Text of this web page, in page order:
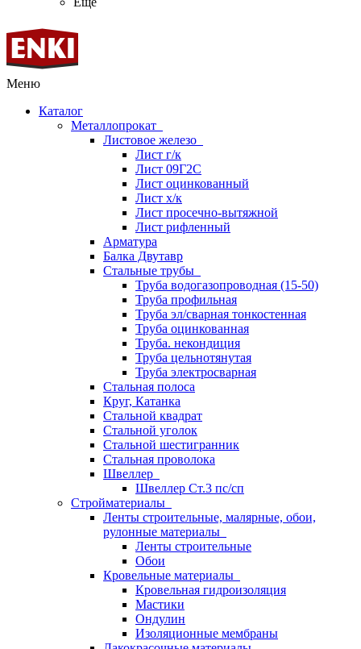
Меню
Каталог
Металлопрокат
Листовое железо
Лист г/к
Лист 09Г2С
Лист оцинкованный
Лист х/к
Лист просечно-вытяжной
Лист рифленный
Арматура
Балка Двутавр
Стальные трубы
Труба водогазопроводная (15-50)
Труба профильная
Труба эл/сварная тонкостенная
Труба оцинкованная
Труба. некондиция
Труба цельнотянутая
Труба электросварная
Стальная полоса
Круг, Катанка
Стальной квадрат
Стальной уголок
Стальной шестигранник
Стальная проволока
Швеллер
Швеллер Ст.3 пс/сп
Стройматериалы
Ленты строительные, малярные, обои,
рулонные материалы
Ленты строительные
Обои
Кровельные материалы
Кровельная гидроизоляция
Мастики
Ондулин
Изоляционные мембраны